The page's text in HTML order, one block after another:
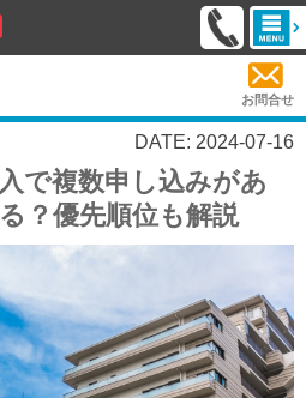
お問合せ
DATE: 2024-07-16
で複数申し込みがあ
？優先順位も解説